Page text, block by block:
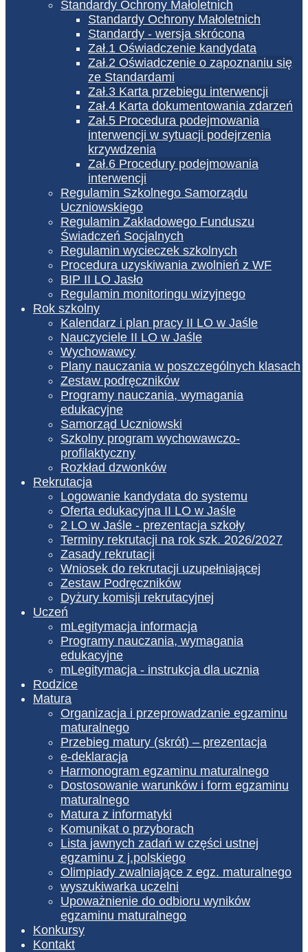
Standardy Ochrony Małoletnich
Standardy Ochrony Małoletnich
Standardy - wersja skrócona
Zał.1 Oświadczenie kandydata
Zał.2 Oświadczenie o zapoznaniu się
ze Standardami
Zał.3 Karta przebiegu interwencji
Zał.4 Karta dokumentowania zdarzeń
Zał.5 Procedura podejmowania
interwencji w sytuacji podejrzenia
krzywdzenia
Zał.6 Procedury podejmowania
interwencji
Regulamin Szkolnego Samorządu
Uczniowskiego
Regulamin Zakładowego Funduszu
Świadczeń Socjalnych
Regulamin wycieczek szkolnych
Procedura uzyskiwania zwolnień z WF
BIP II LO Jasło
Regulamin monitoringu wizyjnego
Rok szkolny
Kalendarz i plan pracy II LO w Jaśle
Nauczyciele II LO w Jaśle
Wychowawcy
Plany nauczania w poszczególnych klasach
Zestaw podręczników
Programy nauczania, wymagania
edukacyjne
Samorząd Uczniowski
Szkolny program wychowawczo-
profilaktyczny
Rozkład dzwonków
Rekrutacja
Logowanie kandydata do systemu
Oferta edukacyjna II LO w Jaśle
2 LO w Jaśle - prezentacja szkoły
Terminy rekrutacji na rok szk. 2026/2027
Zasady rekrutacji
Wniosek do rekrutacji uzupełniającej
Zestaw Podręczników
Dyżury komisji rekrutacyjnej
Uczeń
mLegitymacja informacja
Programy nauczania, wymagania
edukacyjne
mLegitymacja - instrukcja dla ucznia
Rodzice
Matura
Organizacja i przeprowadzanie egzaminu
maturalnego
Przebieg matury (skrót) – prezentacja
e-deklaracja
Harmonogram egzaminu maturalnego
Dostosowanie warunków i form egzaminu
maturalnego
Matura z informatyki
Komunikat o przyborach
Lista jawnych zadań w części ustnej
egzaminu z j.polskiego
Olimpiady zwalniające z egz. maturalnego
wyszukiwarka uczelni
Upoważnienie do odbioru wyników
egzaminu maturalnego
Konkursy
Kontakt